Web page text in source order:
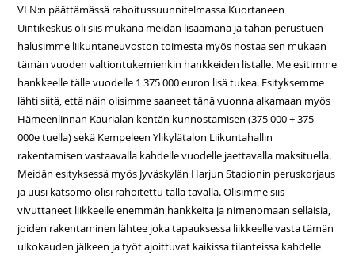
VLN:n päättämässä rahoitussuunnitelmassa Kuortaneen
Uintikeskus oli siis mukana meidän lisäämänä ja tähän perustuen
halusimme liikuntaneuvoston toimesta myös nostaa sen mukaan
tämän vuoden valtiontukemienkin hankkeiden listalle. Me esitimme
hankkeelle tälle vuodelle 1 375 000 euron lisä tukea. Esityksemme
lähti siitä, että näin olisimme saaneet tänä vuonna alkamaan myös
Hämeenlinnan Kaurialan kentän kunnostamisen (375 000 + 375
000e tuella) sekä Kempeleen Ylikylätalon Liikuntahallin
rakentamisen vastaavalla kahdelle vuodelle jaettavalla maksituella.
Meidän esityksessä myös Jyväskylän Harjun Stadionin peruskorjaus
ja uusi katsomo olisi rahoitettu tällä tavalla. Olisimme siis
vivuttaneet liikkeelle enemmän hankkeita ja nimenomaan sellaisia,
joiden rakentaminen lähtee joka tapauksessa liikkeelle vasta tämän
ulkokauden jälkeen ja työt ajoittuvat kaikissa tilanteissa kahdelle